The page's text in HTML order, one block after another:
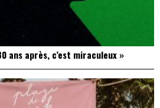
ans après, c’est miraculeux »